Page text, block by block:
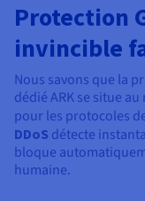
Protection
invincible
Nous savons que la
dédié ARK se situe
pour les protocoles
DDoS détecte
bloque
humaine.